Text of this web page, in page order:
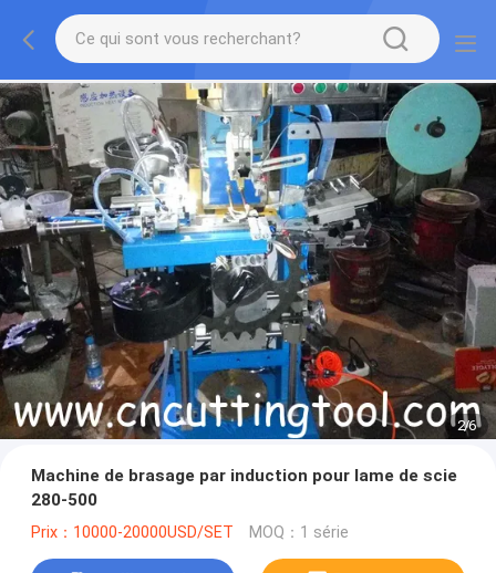
2/6
Machine de brasage par induction pour lame de scie
280-500
Prix：10000-20000USD/SET MOQ：1 série